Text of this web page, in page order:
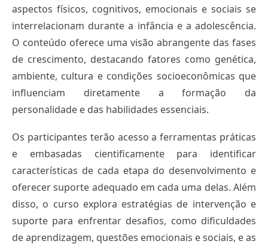
aspectos físicos, cognitivos, emocionais e sociais se
interrelacionam durante a infância e a adolescência.
O conteúdo oferece uma visão abrangente das fases
de crescimento, destacando fatores como genética,
ambiente, cultura e condições socioeconômicas que
influenciam diretamente a formação da
personalidade e das habilidades essenciais.
Os participantes terão acesso a ferramentas práticas
e embasadas cientificamente para identificar
características de cada etapa do desenvolvimento e
oferecer suporte adequado em cada uma delas. Além
disso, o curso explora estratégias de intervenção e
suporte para enfrentar desafios, como dificuldades
de aprendizagem, questões emocionais e sociais, e as